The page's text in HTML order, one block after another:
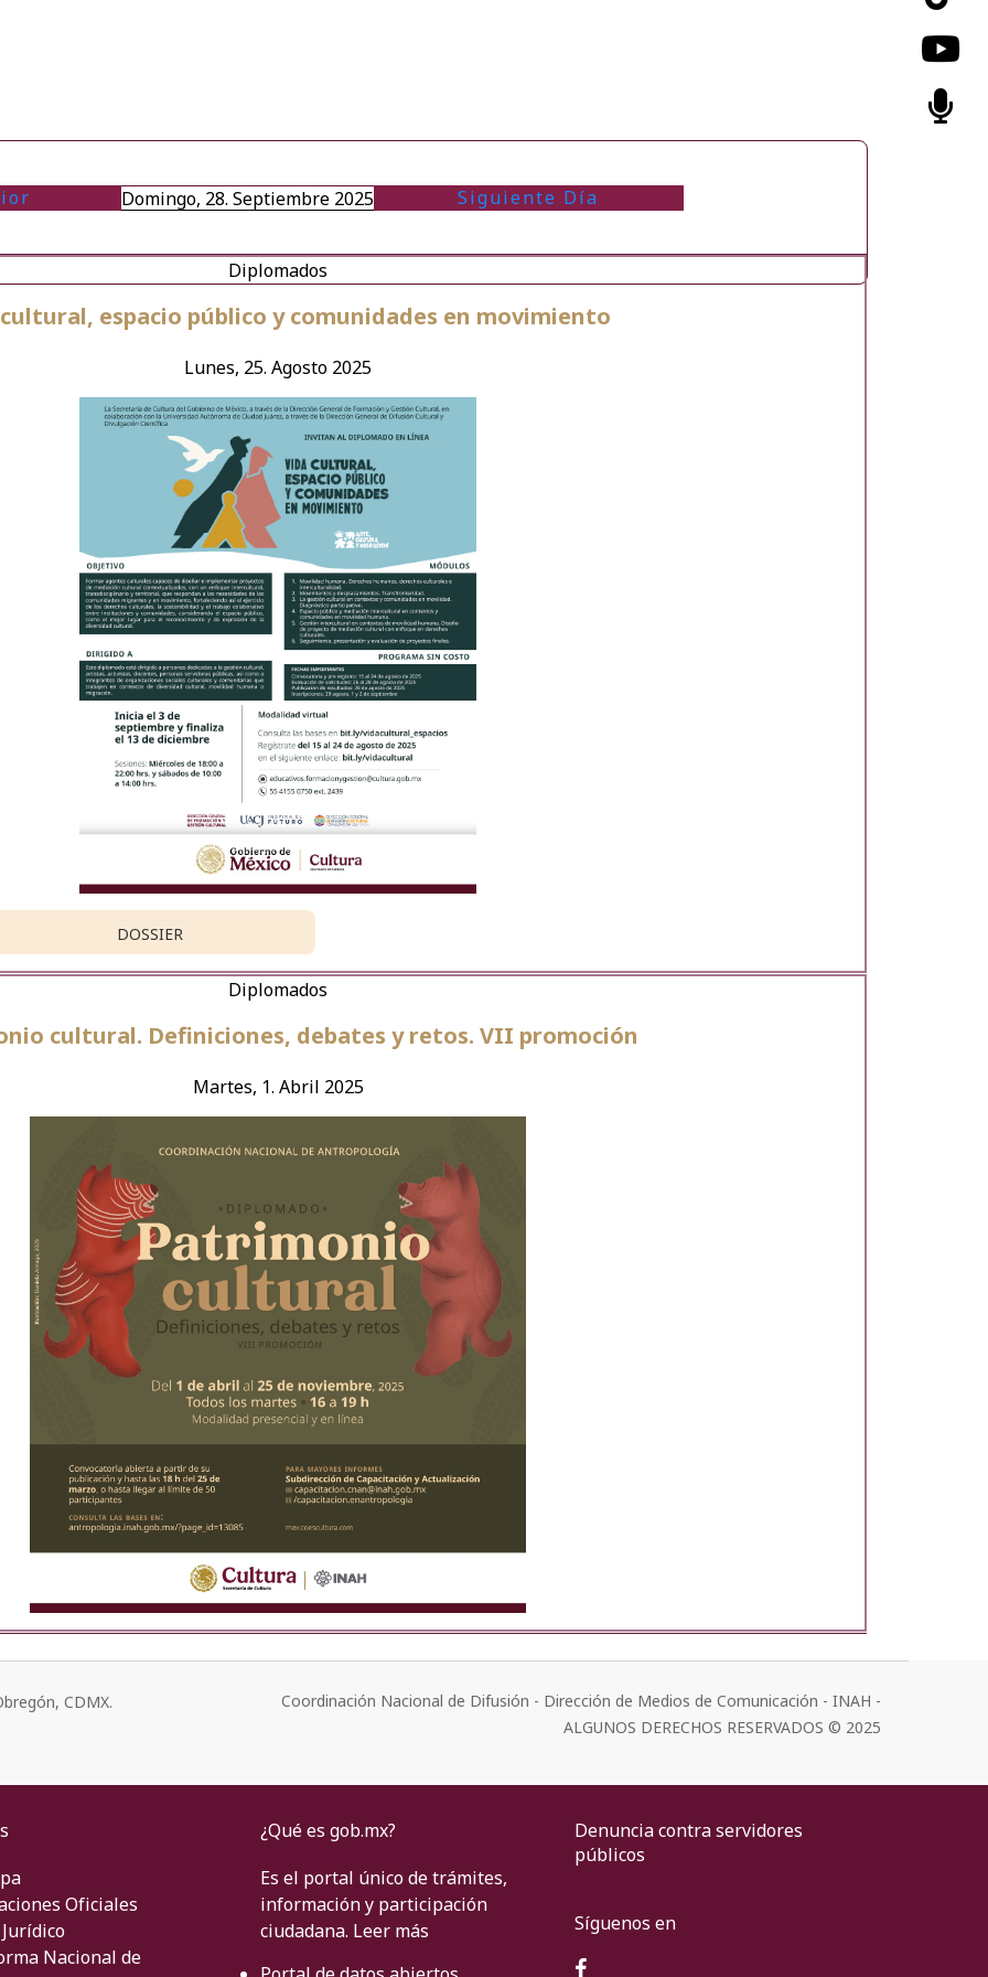
Domingo, 28. Septiembre 2025 Siguiente Día
DOSSIER
Lunes, 25. Agosto 2025
espacio público y comunidades en movimiento
Diplomados
Martes, 1. Abril 2025
cultural. Definiciones, debates y retos. VII promoción
Diplomados
CDMX.
Coordinación Nacional de Difusión - Dirección de Medios de Comunicación - INAH -
ALGUNOS DERECHOS RESERVADOS © 2025
Oficiales
Nacional de
¿Qué es gob.mx?
Es el portal único de trámites,
información y participación
ciudadana. Leer más
Denuncia contra servidores
públicos
Síguenos en